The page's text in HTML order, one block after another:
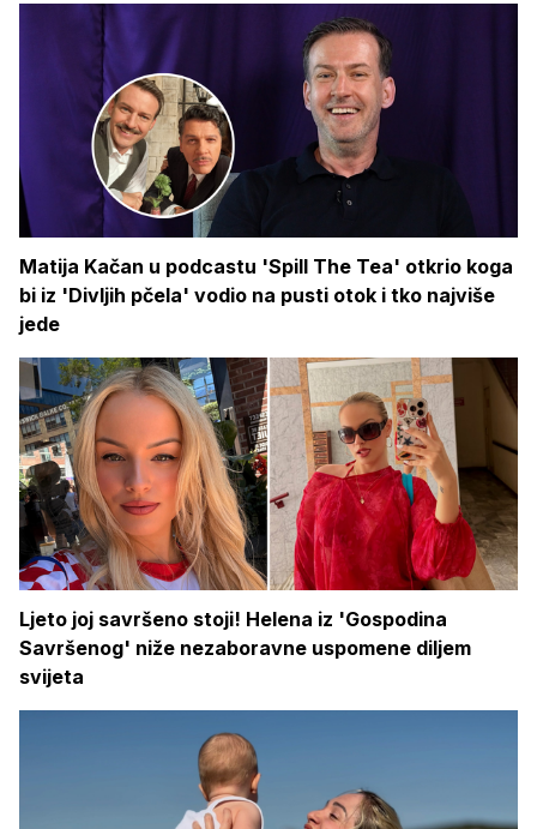
Matija Kačan u podcastu 'Spill The Tea' otkrio koga
bi iz 'Divljih pčela' vodio na pusti otok i tko najviše
jede
Ljeto joj savršeno stoji! Helena iz 'Gospodina
Savršenog' niže nezaboravne uspomene diljem
svijeta